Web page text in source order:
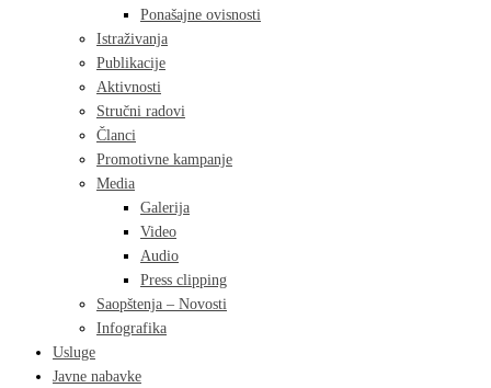
Ponašajne ovisnosti
Istraživanja
Publikacije
Aktivnosti
Stručni radovi
Članci
Promotivne kampanje
Media
Galerija
Video
Audio
Press clipping
Saopštenja – Novosti
Infografika
Usluge
Javne nabavke